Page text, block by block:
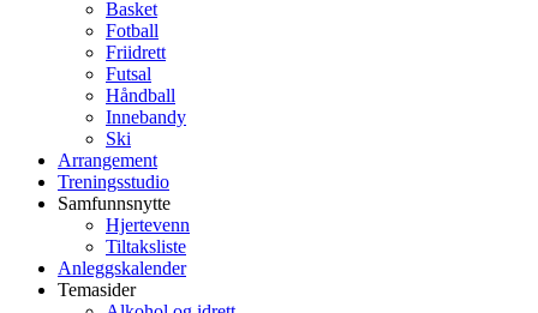
Basket
Fotball
Friidrett
Futsal
Håndball
Innebandy
Ski
Arrangement
Treningsstudio
Samfunnsnytte
Hjertevenn
Tiltaksliste
Anleggskalender
Temasider